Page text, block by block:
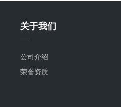
关于我们
公司介绍
荣誉资质